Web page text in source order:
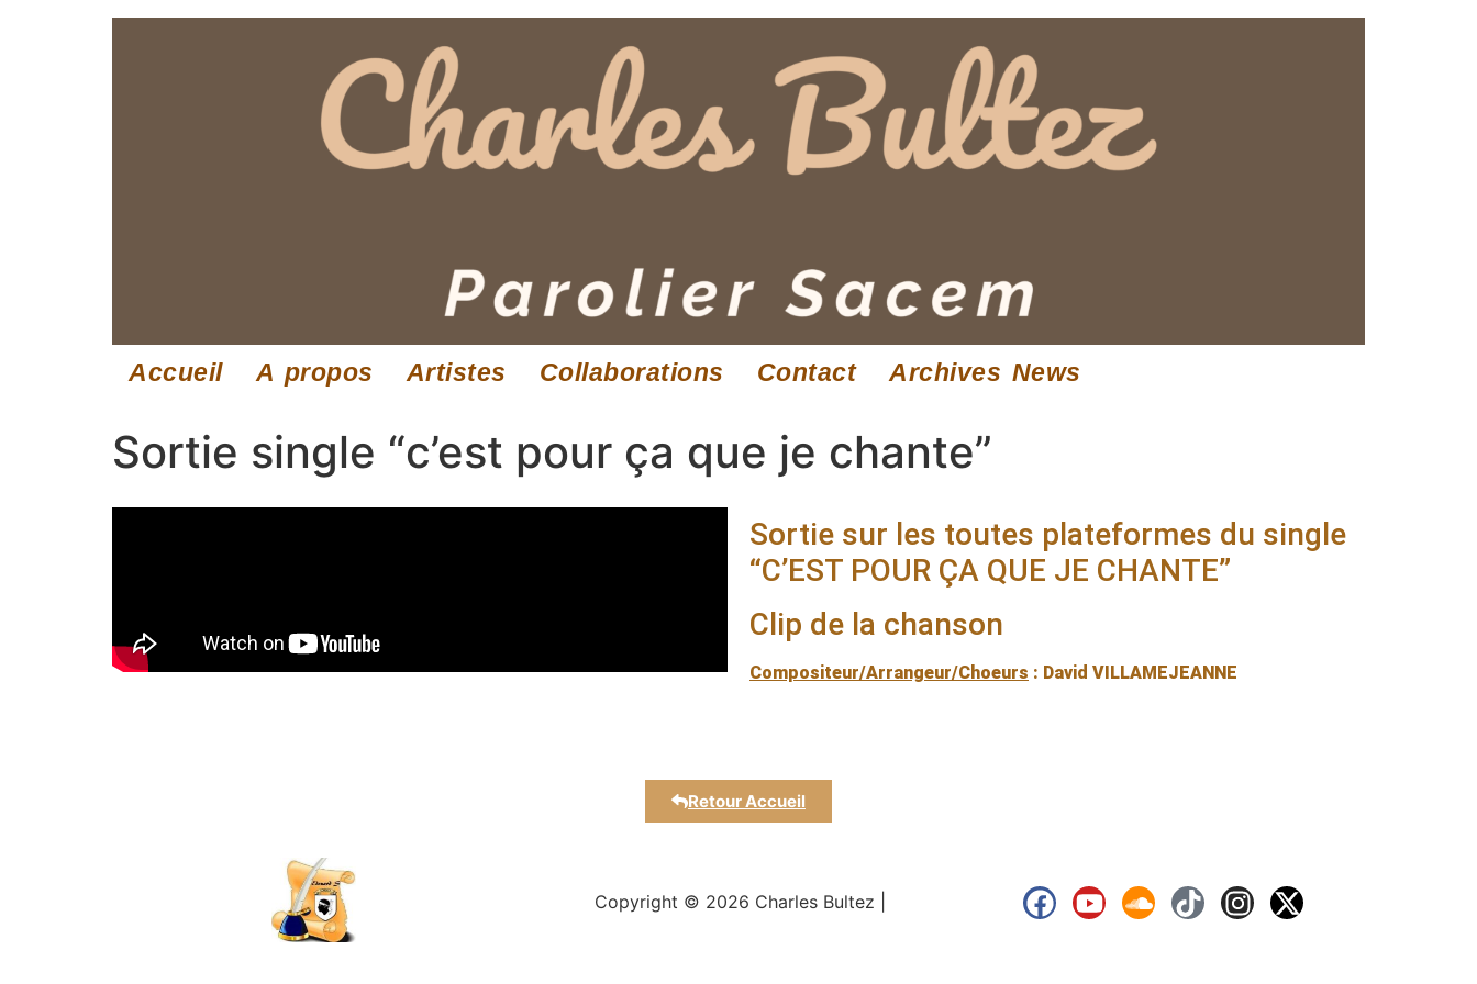
Accueil A propos Artistes Collaborations Contact Archives News
Sortie single “c’est pour ça que je chante”
Sortie sur les toutes plateformes du single
“C’EST POUR ÇA QUE JE CHANTE”
Clip de la chanson
Compositeur/Arrangeur/Choeurs : David VILLAMEJEANNE
Retour Accueil
Copyright © 2026 Charles Bultez |